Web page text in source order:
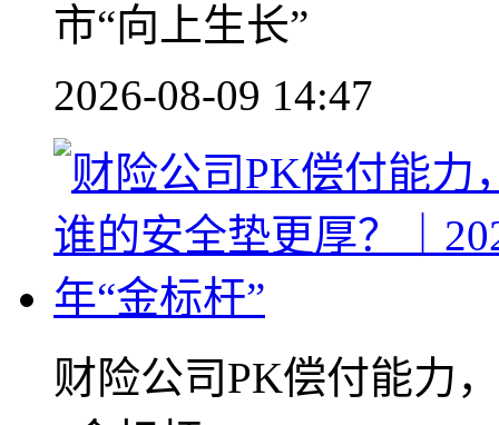
市“向上生长”
2026-08-09 14:47
财险公司PK偿付能力